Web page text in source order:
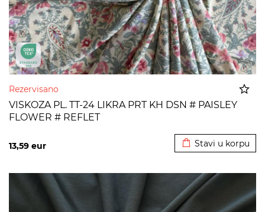
Rezervisano
VISKOZA PL. TT-24 LIKRA PRT KH DSN # PAISLEY
FLOWER # REFLET
13,59 eur Stavi u korpu